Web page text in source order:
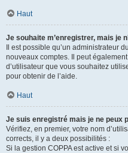
Haut
Je souhaite m’enregistrer, mais je
Il est possible qu’un administrateur
nouveaux comptes. Il peut
d’utilisateur que vous souhaitez
pour obtenir de l’aide.
Haut
Je suis enregistré mais je ne peux
Vérifiez, en premier, votre nom
corrects, il y a deux possibilités :
Si la gestion COPPA est active et si